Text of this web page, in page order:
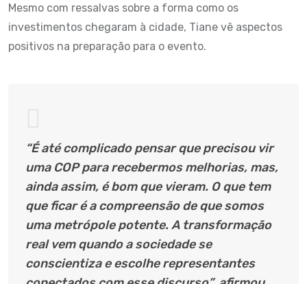
Mesmo com ressalvas sobre a forma como os
investimentos chegaram à cidade, Tiane vê aspectos
positivos na preparação para o evento.
“É até complicado pensar que precisou vir
uma COP para recebermos melhorias, mas,
ainda assim, é bom que vieram. O que tem
que ficar é a compreensão de que somos
uma metrópole potente. A transformação
real vem quando a sociedade se
conscientiza e escolhe representantes